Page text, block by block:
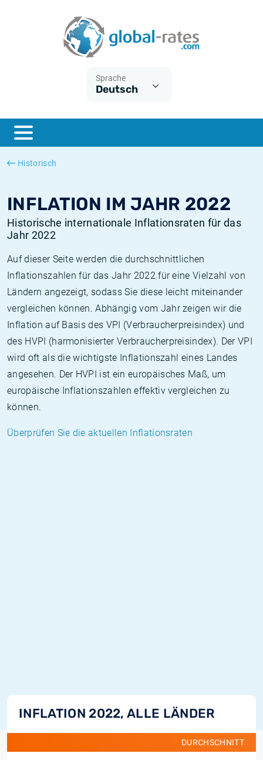
Sprache
Deutsch
Historisch
INFLATION IM JAHR 2022
Historische internationale Inflationsraten für das
Jahr 2022
Auf dieser Seite werden die durchschnittlichen
Inflationszahlen für das Jahr 2022 für eine Vielzahl von
Ländern angezeigt, sodass Sie diese leicht miteinander
vergleichen können. Abhängig vom Jahr zeigen wir die
Inflation auf Basis des VPI (Verbraucherpreisindex) und
des HVPI (harmonisierter Verbraucherpreisindex). Der VPI
wird oft als die wichtigste Inflationszahl eines Landes
angesehen. Der HVPI ist ein europäisches Maß, um
europäische Inflationszahlen effektiv vergleichen zu
können.
Überprüfen Sie die aktuellen Inflationsraten
INFLATION 2022, ALLE LÄNDER
DURCHSCHNITT
ESTER
SONIA
Was ist die VPI-Inflation?
Was ist die HVPI-Inflation?
Deutsche inflation
Europäische inflation
Historische Euribor-Sätze
Historische ESTER-Sätze
Historische SOFR-Sätze
Historische SONIA-Sätze
Inflationsrechner